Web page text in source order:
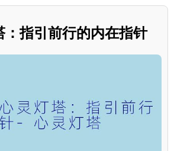
：指引前行的内在指针